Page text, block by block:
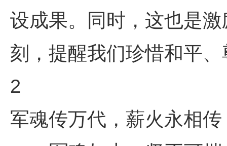
设成果。同时，这也是
刻，提醒我们珍惜和平
2
军魂传万代，薪火永相传